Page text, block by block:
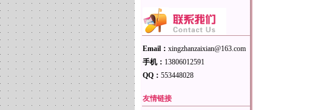
Email： xingzhanzaixian@163.com
手机： 13806012591
QQ： 553448028
友情链接